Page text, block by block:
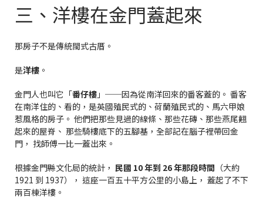
三、洋樓在金門蓋起來
那房子不是傳統閩式古厝。
是洋樓 。
金門人也叫它「番仔樓 」──因為從南洋回來的番客蓋的。 番客
在南洋住的、看的，是英國殖民式的、荷蘭殖民式的、馬六甲娘
惹風格的房子。 他們把那些見過的線條、那些花磚、那些燕尾翹
起來的屋脊、 那些騎樓底下的五腳基，全部記在腦子裡帶回金
門， 找師傅一比一蓋出來。
根據金門縣文化局的統計， 民國 10 年到 26 年那段時間 （大約
1921 到 1937）， 這座一百五十平方公里的小島上， 蓋起了不下
兩百棟洋樓。